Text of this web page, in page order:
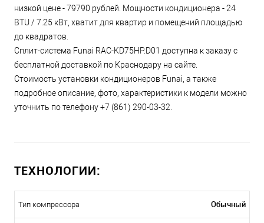
низкой цене - 79790 рублей. Мощности кондиционера - 24
BTU / 7.25 кВт, хватит для квартир и помещений площадью
до квадратов.
Сплит-система Funai RAC-KD75HP.D01 доступна к заказу с
бесплатной доставкой по Краснодару на сайте.
Стоимость установки кондиционеров Funai, а также
подробное описание, фото, характеристики к модели можно
уточнить по телефону +7 (861) 290-03-32.
ТЕХНОЛОГИИ:
Тип компрессора Обычный